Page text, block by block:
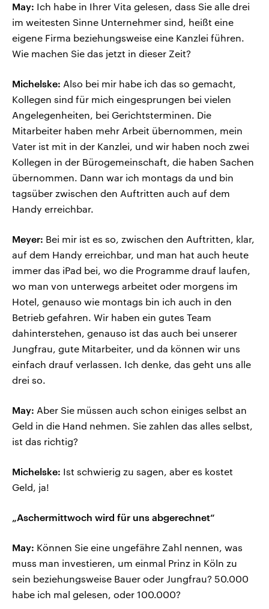
May: Ich habe in Ihrer Vita gelesen, dass Sie alle drei
im weitesten Sinne Unternehmer sind, heißt eine
eigene Firma beziehungsweise eine Kanzlei führen.
Wie machen Sie das jetzt in dieser Zeit?
Michelske: Also bei mir habe ich das so gemacht,
Kollegen sind für mich eingesprungen bei vielen
Angelegenheiten, bei Gerichtsterminen. Die
Mitarbeiter haben mehr Arbeit übernommen, mein
Vater ist mit in der Kanzlei, und wir haben noch zwei
Kollegen in der Bürogemeinschaft, die haben Sachen
übernommen. Dann war ich montags da und bin
tagsüber zwischen den Auftritten auch auf dem
Handy erreichbar.
Meyer: Bei mir ist es so, zwischen den Auftritten, klar,
auf dem Handy erreichbar, und man hat auch heute
immer das iPad bei, wo die Programme drauf laufen,
wo man von unterwegs arbeitet oder morgens im
Hotel, genauso wie montags bin ich auch in den
Betrieb gefahren. Wir haben ein gutes Team
dahinterstehen, genauso ist das auch bei unserer
Jungfrau, gute Mitarbeiter, und da können wir uns
einfach drauf verlassen. Ich denke, das geht uns alle
drei so.
May: Aber Sie müssen auch schon einiges selbst an
Geld in die Hand nehmen. Sie zahlen das alles selbst,
ist das richtig?
Michelske: Ist schwierig zu sagen, aber es kostet
Geld, ja!
„Aschermittwoch wird für uns abgerechnet“
May: Können Sie eine ungefähre Zahl nennen, was
muss man investieren, um einmal Prinz in Köln zu
sein beziehungsweise Bauer oder Jungfrau? 50.000
habe ich mal gelesen, oder 100.000?